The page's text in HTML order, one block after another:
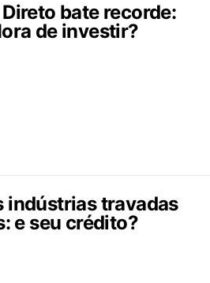
bate recorde:
de investir?
indústrias travadas
e seu crédito?